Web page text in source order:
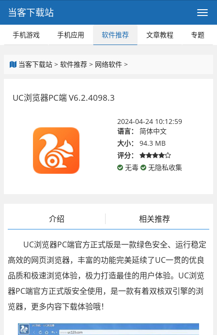
当客下载站
手机游戏 手机应用 软件推荐 文章教程 专题
当客下载站 > 软件推荐 > 网络软件 >
UC浏览器PC端 V6.2.4098.3
2024-04-24 10:12:59
语言：
简体中文
大小：
94.3 MB
评分：
无毒
无隐私收集
介绍 相关推荐
UC浏览器PC端官方正式版是一款绿色安全、运行稳定
高效的网页浏览器，丰富的功能完美延续了UC一贯的优良
品质和极速浏览体验，极力打造最佳的用户体验。UC浏览
器PC端官方正式版安全使用，是一款有着双核双引擎的浏
览器，更多内容下载体验哦！